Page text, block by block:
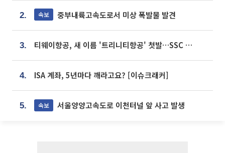
2. 속보 중부내륙고속도로서 미상 폭발물 발견
3. 티웨이항공, 새 이름 '트리니티항공' 첫발…SSC 전략 본격화
4. ISA 계좌, 5년마다 깨라고요? [이슈크래커]
5. 속보 서울양양고속도로 이천터널 앞 사고 발생